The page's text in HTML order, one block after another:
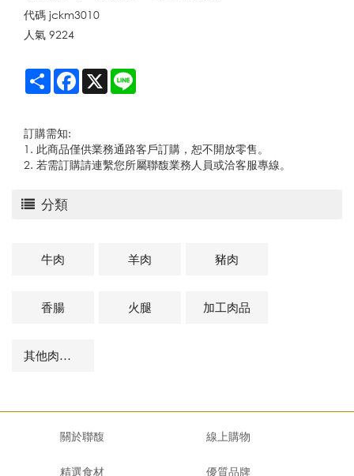
分類
牛肉 羊肉 豬肉
香腸 火腿 加工肉品
其他肉品及相關商品
代碼 jckm3010
人氣 9224
Share Facebook
X
訂購需知:
1. 此商品僅供業務通路客戶訂購，恕不開放零售。
2. 若需訂購請連繫您所屬聯馥業務人員或洽客服專線。
關於聯馥 線上購物
精選食材 優質品牌